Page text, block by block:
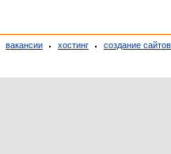
вакансии хостинг создание сайтов